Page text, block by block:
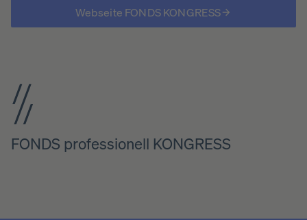
Webseite FONDS KONGRESS
FONDS professionell KONGRESS